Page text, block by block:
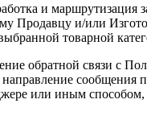
и маршрутизация
Продавцу и/или
товарной
обратной связи с
сообщения
или иным